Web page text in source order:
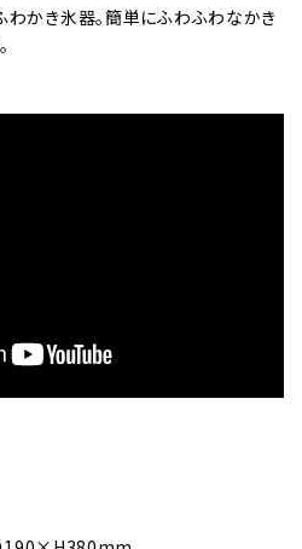
わかき氷器。簡単にふわふわなかき